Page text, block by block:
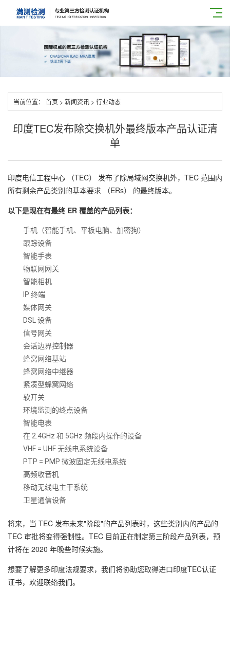
当前位置： 首页 > 新闻资讯 > 行业动态
印度TEC发布除交换机外最终版本产品认证清
单
印度电信工程中心 （TEC） 发布了除局域网交换机外，TEC 范围内
所有剩余产品类别的基本要求 （ERs） 的最终版本。
以下是现在有最终 ER 覆盖的产品列表：
手机（智能手机、平板电脑、加密狗）
跟踪设备
智能手表
物联网网关
智能相机
IP 终端
媒体网关
DSL 设备
信号网关
会话边界控制器
蜂窝网络基站
蜂窝网络中继器
紧凑型蜂窝网络
软开关
环境监测的终点设备
智能电表
在 2.4GHz 和 5GHz 频段内操作的设备
VHF = UHF 无线电系统设备
PTP = PMP 微波固定无线电系统
高频收音机
移动无线电主干系统
卫星通信设备
将来，当 TEC 发布未来"阶段"的产品列表时，这些类别内的产品的
TEC 审批将变得强制性。TEC 目前正在制定第三阶段产品列表，预
计将在 2020 年晚些时候实施。
想要了解更多印度法规要求，我们将协助您取得进口印度TEC认证
证书，欢迎联络我们。